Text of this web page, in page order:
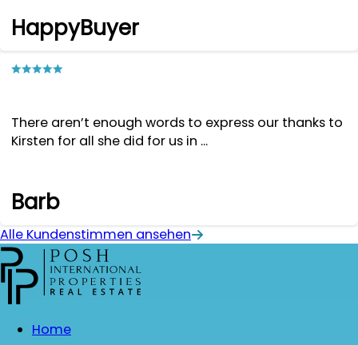
HappyBuyer
There aren’t enough words to express our thanks to
Kirsten for all she did for us in ...
Barb
Alle Kundenstimmen ansehen
Home